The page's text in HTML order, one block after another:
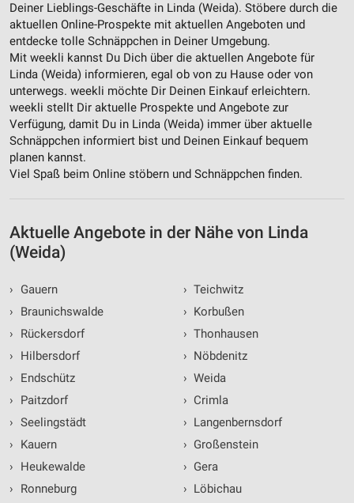
Deiner Lieblings-Geschäfte in Linda (Weida). Stöbere durch die
aktuellen Online-Prospekte mit aktuellen Angeboten und
entdecke tolle Schnäppchen in Deiner Umgebung.
Mit weekli kannst Du Dich über die aktuellen Angebote für
Linda (Weida) informieren, egal ob von zu Hause oder von
unterwegs. weekli möchte Dir Deinen Einkauf erleichtern.
weekli stellt Dir aktuelle Prospekte und Angebote zur
Verfügung, damit Du in Linda (Weida) immer über aktuelle
Schnäppchen informiert bist und Deinen Einkauf bequem
planen kannst.
Viel Spaß beim Online stöbern und Schnäppchen finden.
Aktuelle Angebote in der Nähe von Linda
(Weida)
›
Gauern
›
Braunichswalde
›
Rückersdorf
›
Hilbersdorf
›
Endschütz
›
Paitzdorf
› Seelingstädt
›
Kauern
›
Heukewalde
›
Ronneburg
› Teichwitz
› Korbußen
› Thonhausen
› Nöbdenitz
› Weida
› Crimla
› Langenbernsdorf
› Großenstein
› Gera
› Löbichau
Verwendung reduzierter Daten zur Auswahl von
Inhalten
IAB-Besonderheiten:
Verwendung genauer Standortdaten
Geräte anhand von aktiv angeforderten
Informationen identifizieren
Nicht-IAB-Verarbeitungszwecke:
Notwendig
Funktional